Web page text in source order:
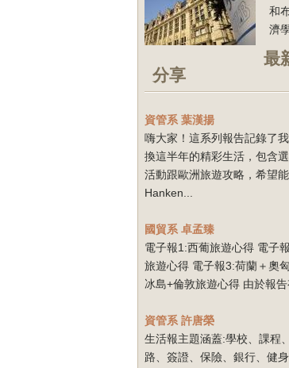
和
濟
最
分享
資管系 葉漢揚
嗨大家！這系列報告記錄了
換這半年的精彩生活，包含
活動跟歐洲旅遊攻略，希望
Hanken...
國貿系 卓孟臻
電子報1:西葡旅遊心得 電子
旅遊心得 電子報3:荷蘭＋奧
冰島+倫敦旅遊心得 由於報告
資管系 許唐榮
生活報主題涵蓋:學校、課程
路、簽證、保險、銀行、健